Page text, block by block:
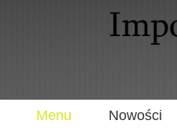
Menu Nowości